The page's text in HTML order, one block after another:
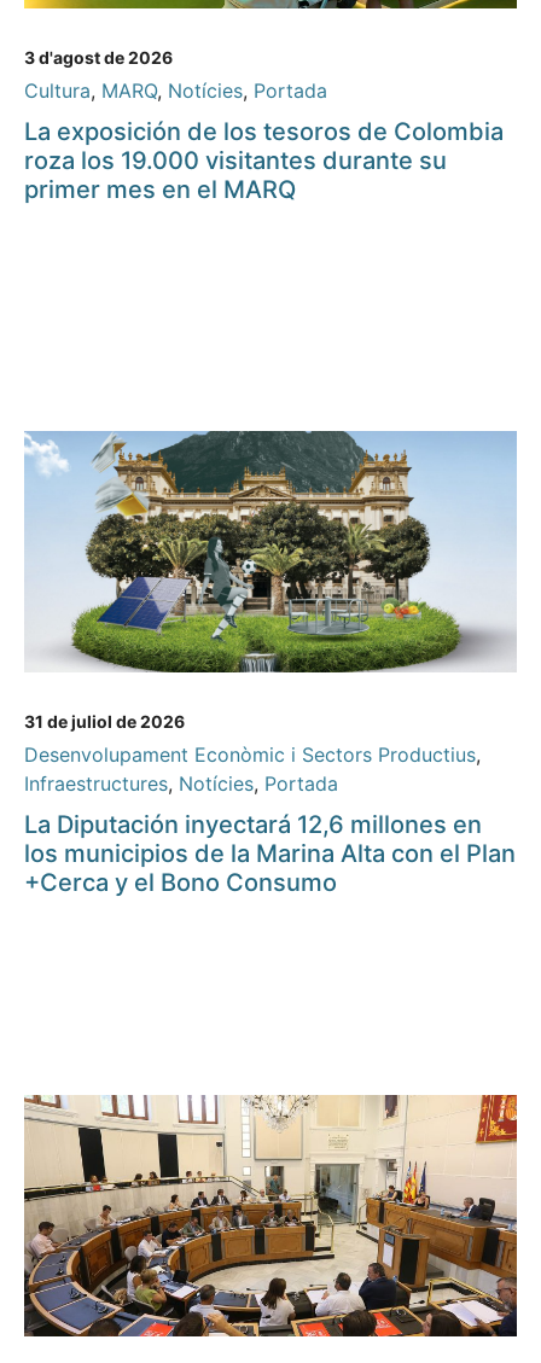
3 d'agost de 2026
Cultura, MARQ, Notícies, Portada
La exposición de los tesoros de Colombia
roza los 19.000 visitantes durante su
primer mes en el MARQ
31 de juliol de 2026
Desenvolupament Econòmic i Sectors Productius,
Infraestructures, Notícies, Portada
La Diputación inyectará 12,6 millones en
los municipios de la Marina Alta con el Plan
+Cerca y el Bono Consumo